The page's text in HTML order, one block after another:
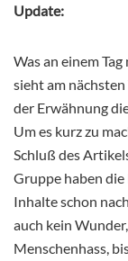
Update:
Was an einem
sieht am nächsten
der Erwähnung
Um es kurz zu
Schluß des
Gruppe haben
Inhalte schon
auch kein
Menschenhass,